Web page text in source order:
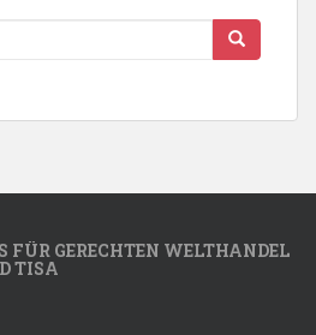
FÜR GERECHTEN WELTHANDEL
TISA